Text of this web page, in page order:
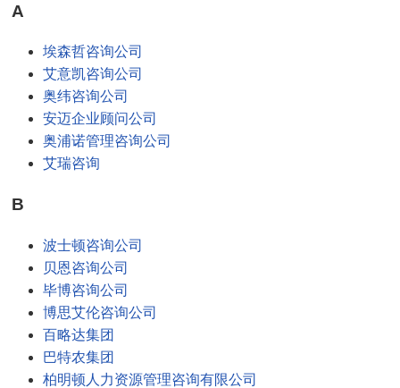
A
埃森哲咨询公司
艾意凯咨询公司
奥纬咨询公司
安迈企业顾问公司
奥浦诺管理咨询公司
艾瑞咨询
B
波士顿咨询公司
贝恩咨询公司
毕博咨询公司
博思艾伦咨询公司
百略达集团
巴特农集团
柏明顿人力资源管理咨询有限公司